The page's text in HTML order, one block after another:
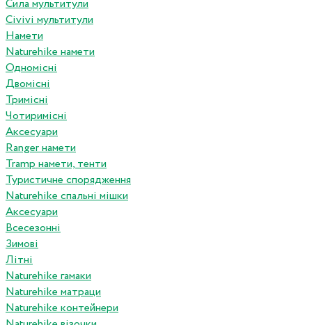
Сила мультитули
Civivi мультитули
Намети
Naturehike намети
Одномісні
Двомісні
Тримісні
Чотиримісні
Аксесуари
Ranger намети
Tramp намети, тенти
Туристичне спорядження
Naturehike спальні мішки
Аксесуари
Всесезонні
Зимові
Літні
Naturehike гамаки
Naturehike матраци
Naturehike контейнери